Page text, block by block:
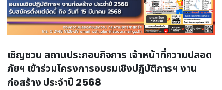
เชิญชวน สถานประกอบกิจการ เจ้าหน้าที่ความปลอด
ภัยฯ เข้าร่วมโครงการอบรมเชิงปฏิบัติการฯ งาน
ก่อสร้าง ประจำปี 2568